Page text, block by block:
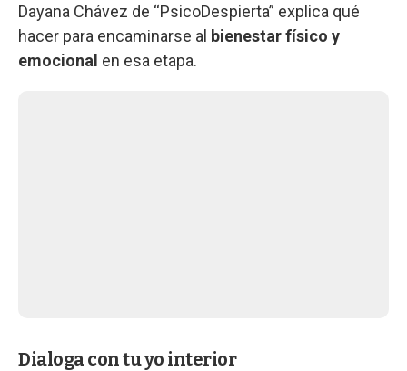
Dayana Chávez de “PsicoDespierta” explica qué
hacer para encaminarse al bienestar físico y
emocional en esa etapa.
Dialoga con tu yo interior